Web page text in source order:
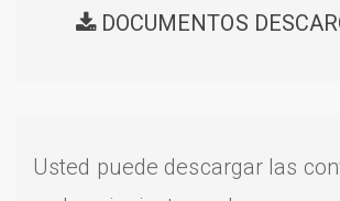
DOCUMENTOS
Usted puede descargar las